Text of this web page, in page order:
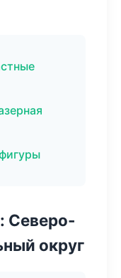
Северо-
округ